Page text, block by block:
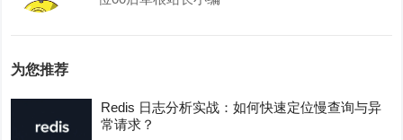
为您推荐
Redis 日志分析实战：如何快速定位慢查询与异
常请求？